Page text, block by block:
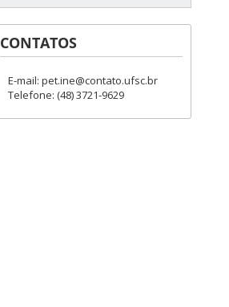
CONTATOS
E-mail: pet.ine@contato.ufsc.br
Telefone: (48) 3721-9629